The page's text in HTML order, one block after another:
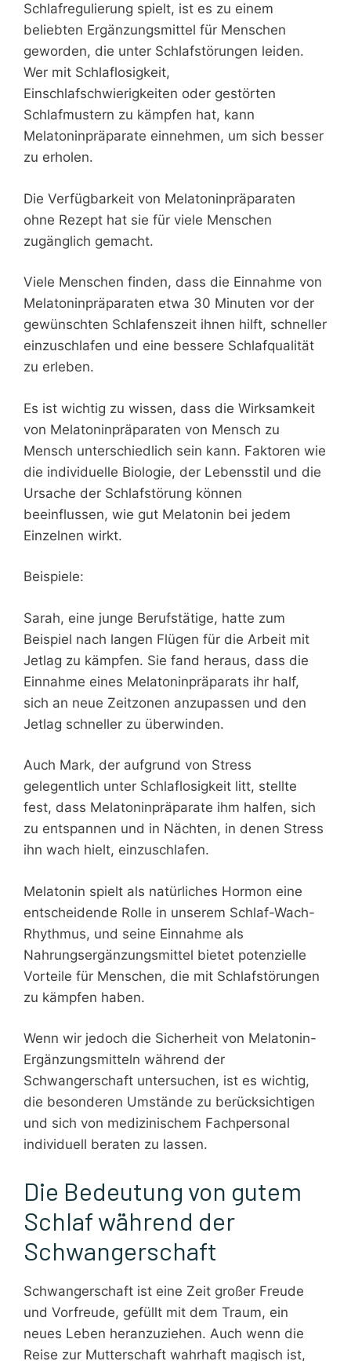
Schlafregulierung spielt, ist es zu einem
beliebten Ergänzungsmittel für Menschen
geworden, die unter Schlafstörungen leiden.
Wer mit Schlaflosigkeit,
Einschlafschwierigkeiten oder gestörten
Schlafmustern zu kämpfen hat, kann
Melatoninpräparate einnehmen, um sich besser
zu erholen.
Die Verfügbarkeit von Melatoninpräparaten
ohne Rezept hat sie für viele Menschen
zugänglich gemacht.
Viele Menschen finden, dass die Einnahme von
Melatoninpräparaten etwa 30 Minuten vor der
gewünschten Schlafenszeit ihnen hilft, schneller
einzuschlafen und eine bessere Schlafqualität
zu erleben.
Es ist wichtig zu wissen, dass die Wirksamkeit
von Melatoninpräparaten von Mensch zu
Mensch unterschiedlich sein kann. Faktoren wie
die individuelle Biologie, der Lebensstil und die
Ursache der Schlafstörung können
beeinflussen, wie gut Melatonin bei jedem
Einzelnen wirkt.
Beispiele:
Sarah, eine junge Berufstätige, hatte zum
Beispiel nach langen Flügen für die Arbeit mit
Jetlag zu kämpfen. Sie fand heraus, dass die
Einnahme eines Melatoninpräparats ihr half,
sich an neue Zeitzonen anzupassen und den
Jetlag schneller zu überwinden.
Auch Mark, der aufgrund von Stress
gelegentlich unter Schlaflosigkeit litt, stellte
fest, dass Melatoninpräparate ihm halfen, sich
zu entspannen und in Nächten, in denen Stress
ihn wach hielt, einzuschlafen.
Melatonin spielt als natürliches Hormon eine
entscheidende Rolle in unserem Schlaf-Wach-
Rhythmus, und seine Einnahme als
Nahrungsergänzungsmittel bietet potenzielle
Vorteile für Menschen, die mit Schlafstörungen
zu kämpfen haben.
Wenn wir jedoch die Sicherheit von Melatonin-
Ergänzungsmitteln während der
Schwangerschaft untersuchen, ist es wichtig,
die besonderen Umstände zu berücksichtigen
und sich von medizinischem Fachpersonal
individuell beraten zu lassen.
Die Bedeutung von gutem
Schlaf während der
Schwangerschaft
Schwangerschaft ist eine Zeit großer Freude
und Vorfreude, gefüllt mit dem Traum, ein
neues Leben heranzuziehen. Auch wenn die
Reise zur Mutterschaft wahrhaft magisch ist,